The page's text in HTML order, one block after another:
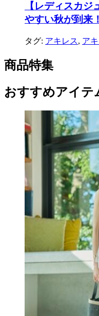
【レディスカ
やすい秋が到来
タグ: アキレス, ア
商品特集
おすすめアイテ